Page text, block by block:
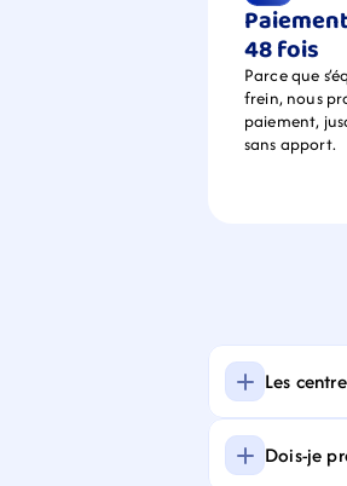
48 fois
Parce que
frein, nous
paiement,
sans apport.
Les
Dois-je